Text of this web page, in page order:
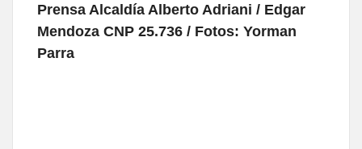
Prensa Alcaldía Alberto Adriani / Edgar
Mendoza CNP 25.736 / Fotos: Yorman
Parra